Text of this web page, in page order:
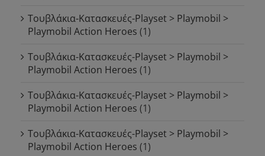
Τουβλάκια-Κατασκευές-Playset > Playmobil >
Playmobil Action Heroes (1)
Τουβλάκια-Κατασκευές-Playset > Playmobil >
Playmobil Action Heroes (1)
Τουβλάκια-Κατασκευές-Playset > Playmobil >
Playmobil Action Heroes (1)
Τουβλάκια-Κατασκευές-Playset > Playmobil >
Playmobil Action Heroes (1)